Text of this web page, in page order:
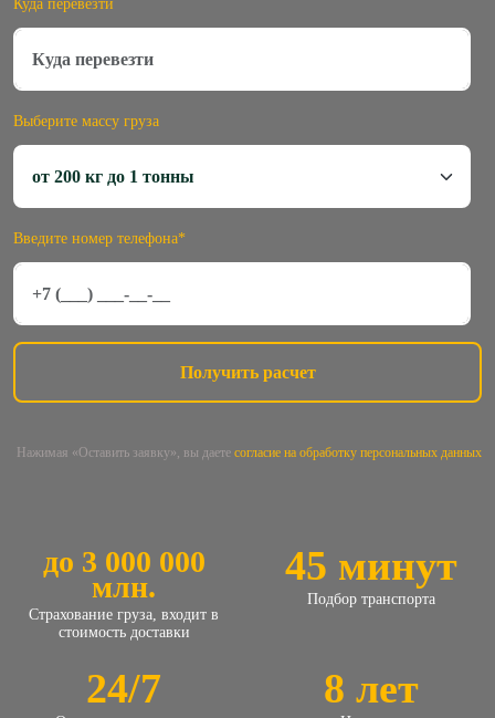
Куда перевезти
Выберите массу груза
Введите номер телефона*
Нажимая «Оставить заявку», вы даете согласие на обработку персональных данных
до 3 000 000
млн.
Страхование груза, входит в
стоимость доставки
45 минут
Подбор транспорта
24/7 8 лет